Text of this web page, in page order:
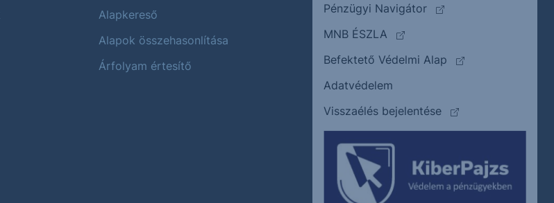
Alapkereső
Alapok összehasonlítása
Árfolyam értesítő
Pénzügyi Navigátor
(külső oldalra ugrik)
MNB ÉSZLA
(külső oldalra ugrik)
Befektető Védelmi Alap
(külső oldalra
Adatvédelem
Visszaélés bejelentése
(külső oldalra ugrik)